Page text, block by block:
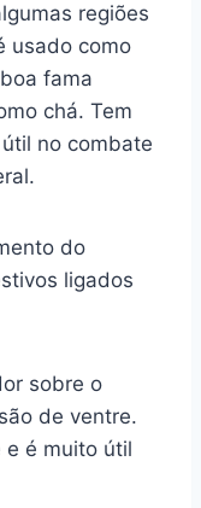
regiões
usado como
fama
chá. Tem
no combate
do
ligados
sobre o
de ventre.
é muito útil